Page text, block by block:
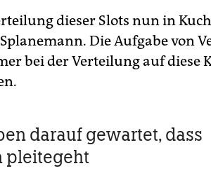
dieser Slots nun in
Die Aufgabe von
bei der Verteilung auf diese
darauf gewartet, dass
pleitegeht